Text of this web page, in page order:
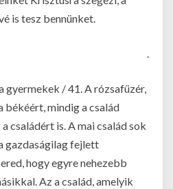
is tesz bennünket.
.
gyermekek / 41. A rózsafüzér,
békéért, mindig a család
családért is. A mai család sok
gazdaságilag fejlett
hogy egyre nehezebb
Az a család, amelyik